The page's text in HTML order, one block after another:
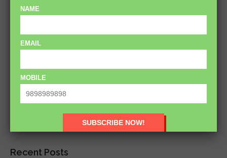
Subscribe
Recent Posts
NAME
EMAIL
MOBILE